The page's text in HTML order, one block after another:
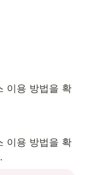
이용 방법을 확
이용 방법을 확